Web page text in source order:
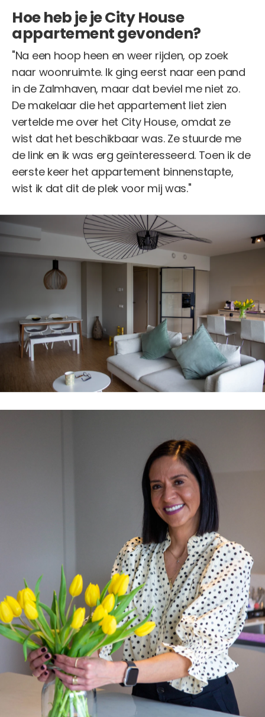
Hoe heb je je City House
appartement gevonden?
"Na een hoop heen en weer rijden, op zoek
naar woonruimte. Ik ging eerst naar een pand
in de Zalmhaven, maar dat beviel me niet zo.
De makelaar die het appartement liet zien
vertelde me over het City House, omdat ze
wist dat het beschikbaar was. Ze stuurde me
de link en ik was erg geïnteresseerd. Toen ik de
eerste keer het appartement binnenstapte,
wist ik dat dit de plek voor mij was."